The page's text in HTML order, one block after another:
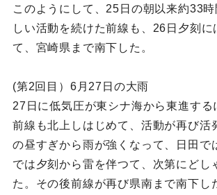
このようにして、25日の朝以来約33
しい活動を続けた前線も、26日夕刻に
て、宮崎県まで南下した。
(第2回目）6月27日の大雨
27日に低気圧が東シナ海から東進する
前線も北上しはじめて、活動が再び活
の昼すぎから雨が強くなって、日田で
では夕刻から雷を伴つて、次第にどし
た。その後前線が再び県南まで南下し